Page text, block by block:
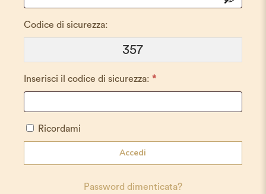
Codice di sicurezza:
357
Inserisci il codice di sicurezza: *
Ricordami
Accedi
Password dimenticata?